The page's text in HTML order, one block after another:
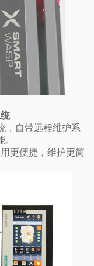
，自带远程维护系
更便捷，维护更简